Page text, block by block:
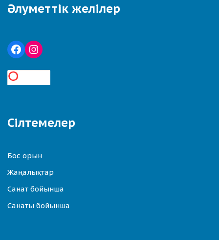
Әлуметтік желілер
Сілтемелер
Бос орын
Жаңалықтар
Санат бойынша
Санаты бойынша